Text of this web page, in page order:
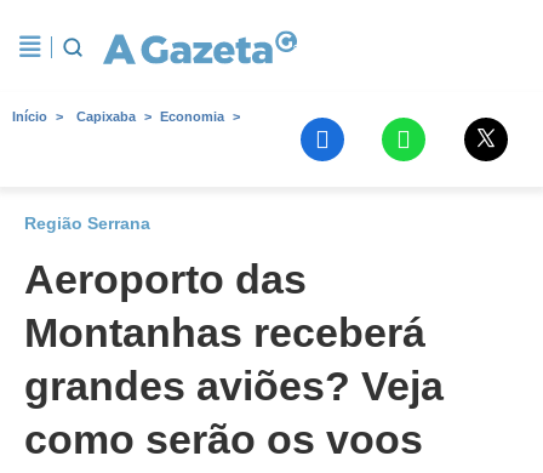
Início Capixaba Economia
Região Serrana
Aeroporto das
Montanhas receberá
grandes aviões? Veja
como serão os voos